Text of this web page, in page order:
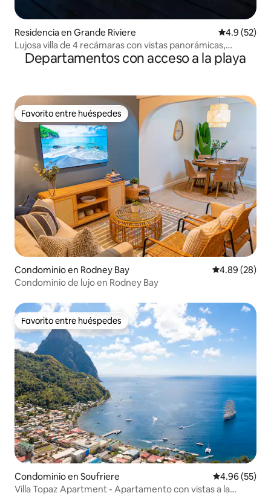
Residencia en Grande Riviere Calificación
4.9 (52)
Lujosa villa de 4 recámaras con vistas panorámicas,
alberca y jacuzzi
Departamentos con acceso a la playa
Favorito entre huéspedes
Favorito entre huéspedes
Condominio en Rodney Bay Calificación
4.89 (28)
Condominio de lujo en Rodney Bay
Favorito entre huéspedes
Favorito entre huéspedes
Condominio en Soufriere Calificación
4.96 (55)
Villa Topaz Apartment - Apartamento con vistas a la